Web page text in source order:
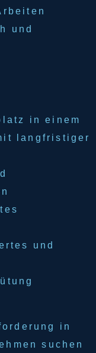
und
in einem
langfristiger
und
in
suchen